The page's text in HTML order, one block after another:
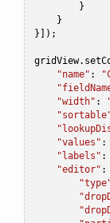
}
}
}]);
gridView.
"name" :
"width" :
"values" :
"labels" :
"editor" :